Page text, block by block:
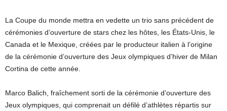
La Coupe du monde mettra en vedette un trio sans précédent de
cérémonies d’ouverture de stars chez les hôtes, les États-Unis, le
Canada et le Mexique, créées par le producteur italien à l’origine
de la cérémonie d’ouverture des Jeux olympiques d’hiver de Milan
Cortina de cette année.
Marco Balich, fraîchement sorti de la cérémonie d’ouverture des
Jeux olympiques, qui comprenait un défilé d’athlètes répartis sur